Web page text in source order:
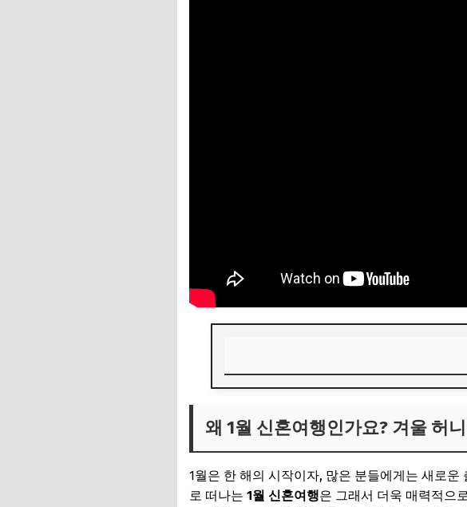
🎁 요즘 다들 사는 “가성비 꿀템” 먼저
로맨틱 파라다이스, 몰디브 허니문 완
왜 1월 신혼여행인가요? 겨울 허
1월은 한 해의 시작이자, 많은 분들에게는 새로
로 떠나는 1월 신혼여행은 그래서 더욱 매력적으